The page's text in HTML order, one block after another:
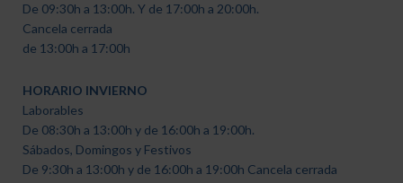
De 09:30h a 13:00h. Y de 17:00h a 20:00h.
Cancela cerrada
de 13:00h a 17:00h
HORARIO INVIERNO
Laborables
De 08:30h a 13:00h y de 16:00h a 19:00h.
Sábados, Domingos y Festivos
De 9:30h a 13:00h y de 16:00h a 19:00h Cancela cerrada